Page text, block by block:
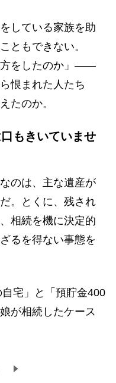
している家族を助
ともできない。
方をしたのか」――
恨まれた人たち
たのか。
もきいていませ
のは、主な遺産が
。とくに、残され
相続を機に決定的
るを得ない事態を
宅」と「預貯金400
が相続したケース